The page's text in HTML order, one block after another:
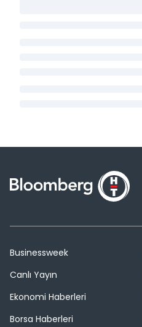
Businessweek
Canlı Yayın
Ekonomi Haberleri
Borsa Haberleri